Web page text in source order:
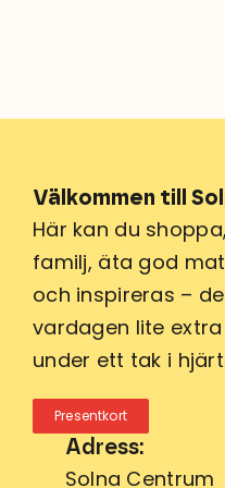
Välkommen till
Här kan du
familj, äta god
och inspireras –
vardagen lite
under ett tak i
Presentkort
Adress:
Solna Centrum